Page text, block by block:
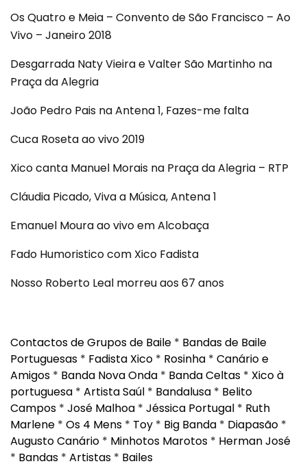
Os Quatro e Meia – Convento de São Francisco – Ao
Vivo – Janeiro 2018
Desgarrada Naty Vieira e Valter São Martinho na
Praça da Alegria
João Pedro Pais na Antena 1, Fazes-me falta
Cuca Roseta ao vivo 2019
Xico canta Manuel Morais na Praça da Alegria – RTP
Cláudia Picado, Viva a Música, Antena 1
Emanuel Moura ao vivo em Alcobaça
Fado Humoristico com Xico Fadista
Nosso Roberto Leal morreu aos 67 anos
Contactos de Grupos de Baile * Bandas de Baile
Portuguesas * Fadista Xico * Rosinha * Canário e
Amigos * Banda Nova Onda * Banda Celtas * Xico à
portuguesa * Artista Saúl * Bandalusa * Belito
Campos * José Malhoa * Jéssica Portugal * Ruth
Marlene * Os 4 Mens * Toy * Big Banda * Diapasão *
Augusto Canário * Minhotos Marotos * Herman José
* Bandas * Artistas * Bailes